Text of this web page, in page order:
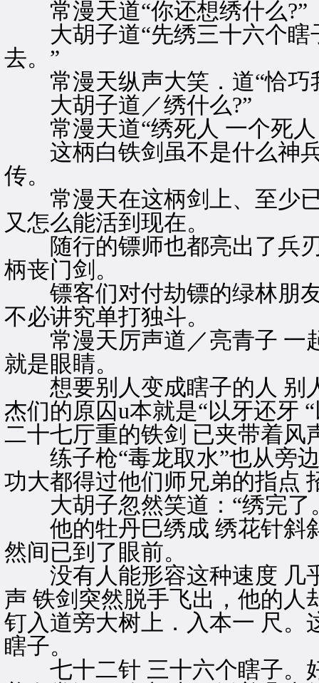
常漫天道“你还想绣什么?”
大胡子道“先绣三十六个瞎
去。”
常漫天纵声大笑．道“恰巧
大胡子道／绣什么?”
常漫天道“绣死人 一个死人
这柄白铁剑虽不是什么神兵
传。
常漫天在这柄剑上、至少已
又怎么能活到现在。
随行的镖师也都亮出了兵刃
柄丧门剑。
镖客们对付劫镖的绿林朋友
不必讲究单打独斗。
常漫天厉声道／亮青子 一
就是眼睛。
想要别人变成瞎子的人 别
杰们的原囚u本就是“以牙还牙
二十七厅重的铁剑 已夹带着风
练子枪“毒龙取水”也从旁边
功大都得过他们师兄弟的指点
大胡子忽然笑道：“绣完了
他的牡丹巳绣成 绣花针斜
然间已到了眼前。
没有人能形容这种速度 几
声 铁剑突然脱手飞出，他的人
钉入道旁大树上．入本一 尺。
瞎子。
七十二针 三十六个瞎子。